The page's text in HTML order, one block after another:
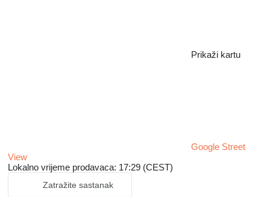
Prikaži kartu
Google Street
View
Lokalno vrijeme prodavaca: 17:29 (CEST)
Zatražite sastanak